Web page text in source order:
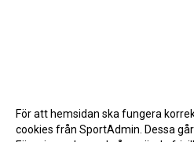
För att hemsidan ska fungera
cookies från SportAdmin. Dessa